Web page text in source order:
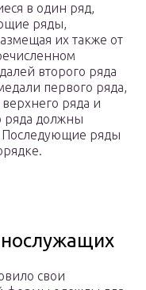
в один ряд,
ряды,
их также от
второго ряда
первого ряда,
ряда и
ряда должны
Последующие ряды
свои